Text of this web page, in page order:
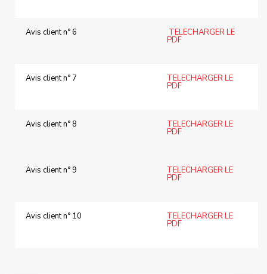
Avis client n° 6 TELECHARGER LE
PDF
Avis client n° 7 TELECHARGER LE
PDF
Avis client n° 8 TELECHARGER LE
PDF
Avis client n° 9 TELECHARGER LE
PDF
Avis client n° 10 TELECHARGER LE
PDF